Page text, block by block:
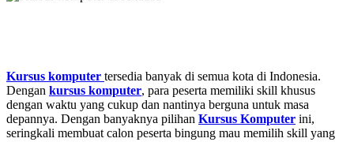
Kursus komputer tersedia banyak di semua kota di Indonesia.
Dengan kursus komputer, para peserta memiliki skill khusus
dengan waktu yang cukup dan nantinya berguna untuk masa
depannya. Dengan banyaknya pilihan Kursus Komputer ini,
seringkali membuat calon peserta bingung mau memilih skill yang